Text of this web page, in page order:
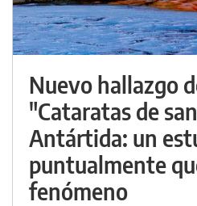
Nuevo hallazgo
"Cataratas de
Antártida: un
puntualmente
fenómeno